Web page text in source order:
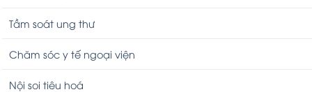
Tầm soát ung thư
Chăm sóc y tế ngoại viện
Nội soi tiêu hoá